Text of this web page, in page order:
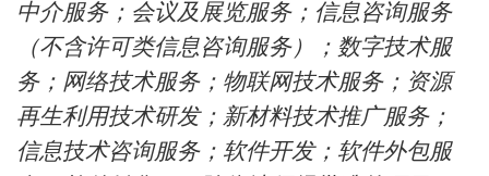
中介服务；会议及展览服务；信息咨询服务
（不含许可类信息咨询服务）；数字技术服
务；网络技术服务；物联网技术服务；资源
再生利用技术研发；新材料技术推广服务；
信息技术咨询服务；软件开发；软件外包服